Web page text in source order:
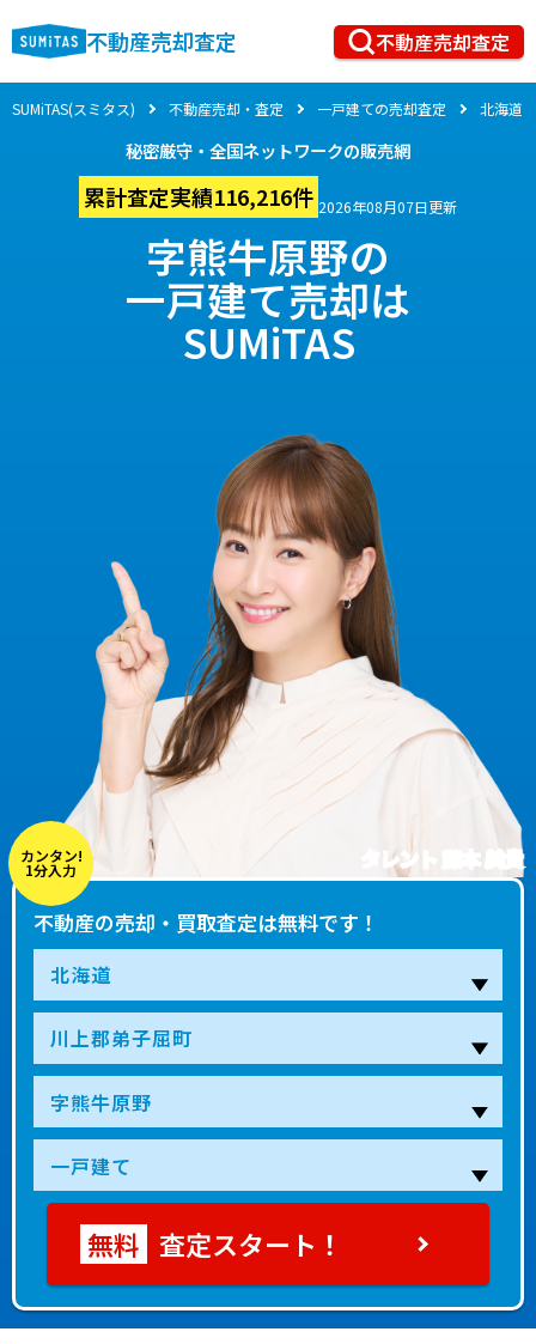
不動産売却査定 不動産売却査定
SUMiTAS(スミタス) 不動産売却・査定 一戸建ての売却査定 北海道
秘密厳守・全国ネットワークの販売網
累計査定実績116,216件 2026年08月07日更新
字熊牛原野の
一戸建て売却は
SUMiTAS
タレント 藤本 美貴
カンタン!
1分入力
不動産の売却・買取査定は無料です！
査定スタート！